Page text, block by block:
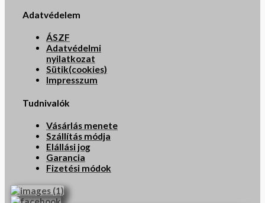
Adatvédelem
ÁSZF
Adatvédelmi
nyilatkozat
Sütik(cookies)
Impresszum
Tudnivalók
Vásárlás menete
Szállítás módja
Elállási jog
Garancia
Fizetési módok